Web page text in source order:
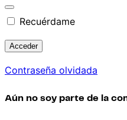
Recuérdame
Contraseña olvidada
Aún no soy parte de la